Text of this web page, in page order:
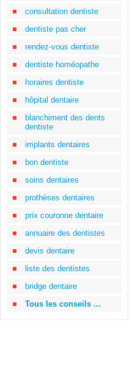
consultation dentiste
dentiste pas cher
rendez-vous dentiste
dentiste homéopathe
horaires dentiste
hôpital dentaire
blanchiment des dents
dentiste
implants dentaires
bon dentiste
soins dentaires
prothèses dentaires
prix couronne dentaire
annuaire des dentistes
devis dentaire
liste des dentistes
bridge dentaire
Tous les conseils ...